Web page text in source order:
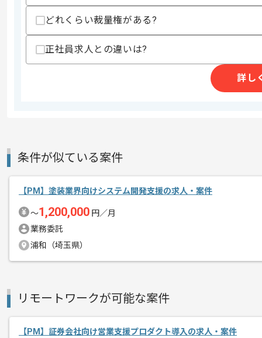
・PM経験(7年以上)
・英語を用いた実務経験(ネイティブレ
・進捗管理やクライアント折衝または
スキルに不安がある方へ
上記に似た経験やスキルをお持ちであれば
支払いサイト
その他募集要項
商談回数
エージェントからのコ
メント
レバテックでの実績がある企業の案件で
PMの経験を活かすことができます。
どれくらい裁量権がある?
正社員求人との違いは?
詳し
条件が似ている案件
【PM】塗装業界向けシステム開発支援の求人・案件
〜1,200,000 円／月
業務委託
浦和（埼玉県）
リモートワークが可能な案件
【PM】証券会社向け営業支援プロダクト導入の求人・案件